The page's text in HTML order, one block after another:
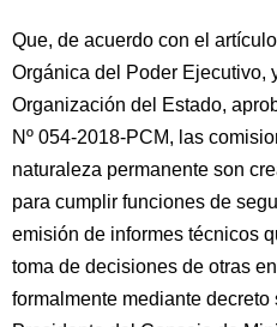
Que, de acuerdo con el
Orgánica del Poder Ejecutivo,
Organización del Estado,
Nº 054-2018-PCM, las
naturaleza permanente son
para cumplir funciones de
emisión de informes técnicos
toma de decisiones de otras
formalmente mediante decreto